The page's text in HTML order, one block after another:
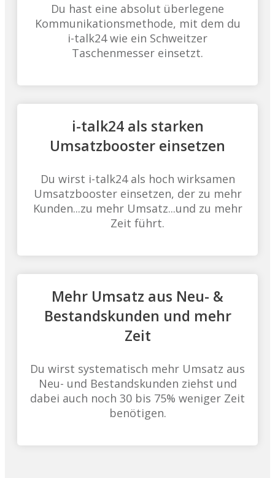
Du hast eine absolut überlegene
Kommunikationsmethode, mit dem du
i-talk24 wie ein Schweitzer
Taschenmesser einsetzt.
i-talk24 als starken
Umsatzbooster einsetzen
Du wirst i-talk24 als hoch wirksamen
Umsatzbooster einsetzen, der zu mehr
Kunden...zu mehr Umsatz...und zu mehr
Zeit führt.
Mehr Umsatz aus Neu- &
Bestandskunden und mehr
Zeit
Du wirst systematisch mehr Umsatz aus
Neu- und Bestandskunden ziehst und
dabei auch noch 30 bis 75% weniger Zeit
benötigen.